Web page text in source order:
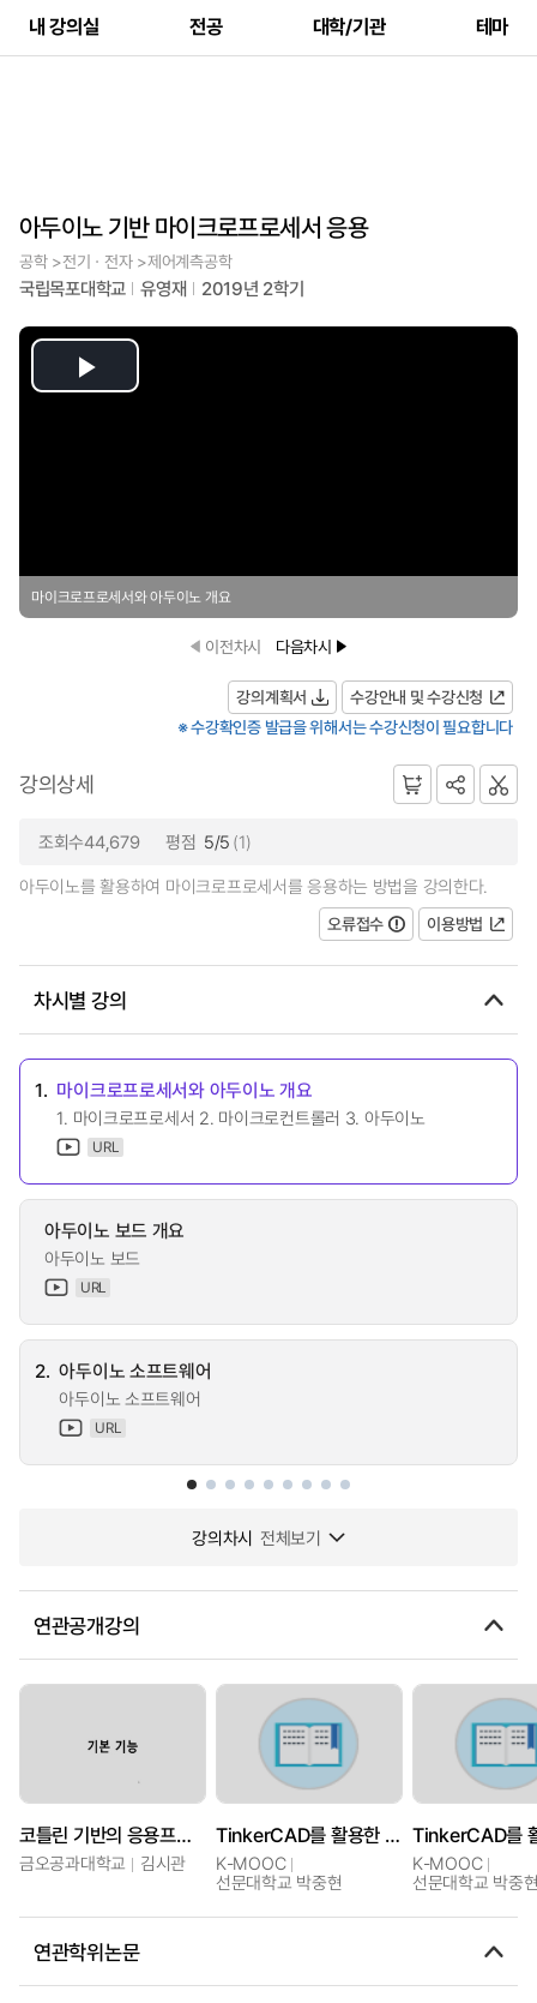
내 강의실 전공 대학/기관 테마
아두이노 기반 마이크로프로세서 응용
공학 >전기ㆍ전자 >제어계측공학
국립목포대학교 유영재 2019년 2학기
Play
마이크로프로세서와 아두이노 개요
이전차시 다음차시
강의계획서
수강안내 및 수강신청
※ 수강확인증 발급을 위해서는 수강신청이 필요합니다
강의상세
조회수44,679 평점 5/5 (1)
아두이노를 활용하여 마이크로프로세서를 응용하는 방법을 강의한다.
오류접수
이용방법
차시별 강의
1. 마이크로프로세서와 아두이노 개요
1. 마이크로프로세서 2. 마이크로컨트롤러 3. 아두이노
URL
아두이노 보드 개요
아두이노 보드
URL
2. 아두이노 소프트웨어
아두이노 소프트웨어
URL
강의차시 전체보기
연관공개강의
코틀린 기반의 응용프로그램 개발
금오공과대학교 김시관
TinkerCAD를 활용한 아두이노 기반 사물인터넷(IoT) 프로그래밍 입문
K-MOOC
선문대학교 박중현
K-MOOC
선문대학교 박중
연관학위논문